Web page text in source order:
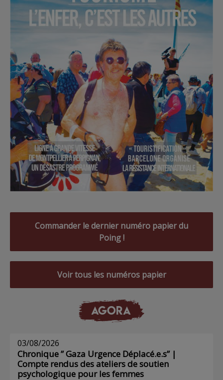
Commander le dernier numéro papier du
Poing !
Voir tous les numéros papier
AGORA
03/08/2026
Chronique ” Gaza Urgence Déplacé.e.s” |
Compte rendus des ateliers de soutien
psychologique pour les femmes